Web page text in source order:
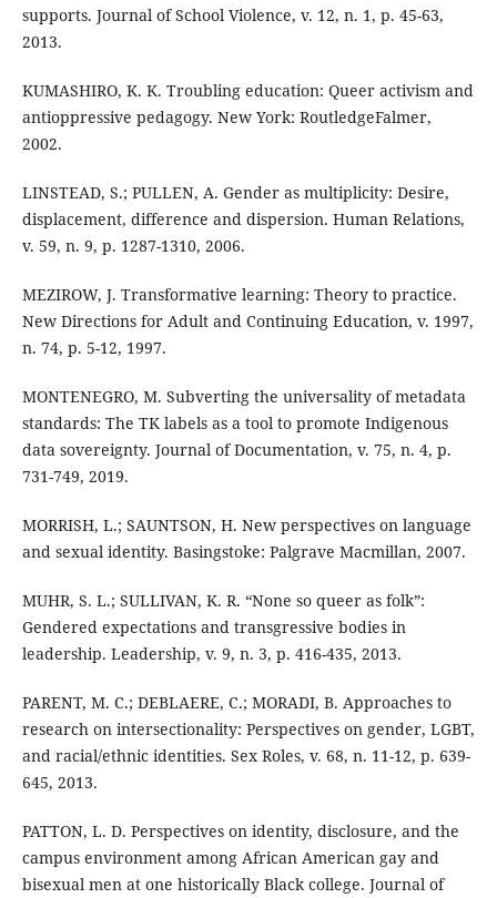
supports. Journal of School Violence, v. 12, n. 1, p. 45-63,
2013.
KUMASHIRO, K. K. Troubling education: Queer activism and
antioppressive pedagogy. New York: RoutledgeFalmer,
2002.
LINSTEAD, S.; PULLEN, A. Gender as multiplicity: Desire,
displacement, difference and dispersion. Human Relations,
v. 59, n. 9, p. 1287-1310, 2006.
MEZIROW, J. Transformative learning: Theory to practice.
New Directions for Adult and Continuing Education, v. 1997,
n. 74, p. 5-12, 1997.
MONTENEGRO, M. Subverting the universality of metadata
standards: The TK labels as a tool to promote Indigenous
data sovereignty. Journal of Documentation, v. 75, n. 4, p.
731-749, 2019.
MORRISH, L.; SAUNTSON, H. New perspectives on language
and sexual identity. Basingstoke: Palgrave Macmillan, 2007.
MUHR, S. L.; SULLIVAN, K. R. “None so queer as folk”:
Gendered expectations and transgressive bodies in
leadership. Leadership, v. 9, n. 3, p. 416-435, 2013.
PARENT, M. C.; DEBLAERE, C.; MORADI, B. Approaches to
research on intersectionality: Perspectives on gender, LGBT,
and racial/ethnic identities. Sex Roles, v. 68, n. 11-12, p. 639-
645, 2013.
PATTON, L. D. Perspectives on identity, disclosure, and the
campus environment among African American gay and
bisexual men at one historically Black college. Journal of